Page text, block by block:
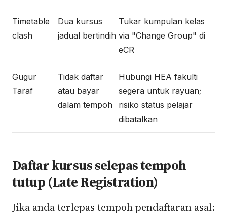
Timetable
clash
Dua kursus
jadual bertindih
Tukar kumpulan kelas
via "Change Group" di
eCR
Gugur
Taraf
Tidak daftar
atau bayar
dalam tempoh
Hubungi HEA fakulti
segera untuk rayuan;
risiko status pelajar
dibatalkan
Daftar kursus selepas tempoh
tutup (Late Registration)
Jika anda terlepas tempoh pendaftaran asal: